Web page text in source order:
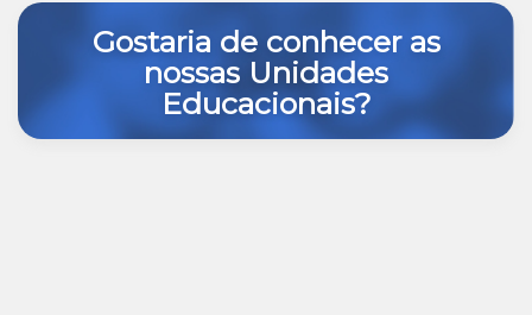
Gostaria de conhecer as
nossas Unidades
Educacionais?